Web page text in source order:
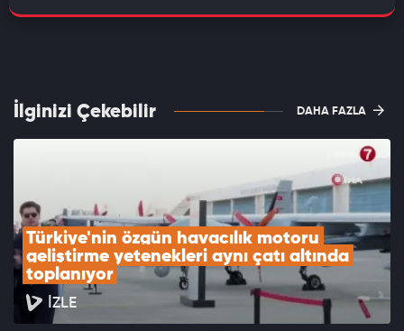
İlginizi Çekebilir DAHA FAZLA
Türkiye'nin özgün havacılık motoru
geliştirme yetenekleri aynı çatı altında
toplanıyor
İZLE